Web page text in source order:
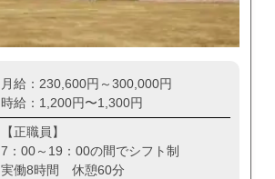
月給：230,600円～300,000円
時給：1,200円〜1,300円
【正職員】
7：00～19：00の間でシフト制
実働8時間 休憩60分